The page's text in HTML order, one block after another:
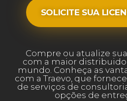
SOLICITE SUA
Compre ou atualize
com a maior
mundo. Conheça as
com a Traevo, que
de serviços de
opções de